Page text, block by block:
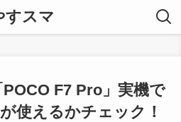
すスマ
F7 Pro」実機で
使えるかチェック！